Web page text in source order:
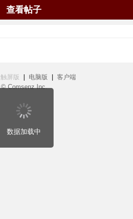
触屏版 电脑版
客户端
© Comsenz Inc.
查看帖子
数据加载中